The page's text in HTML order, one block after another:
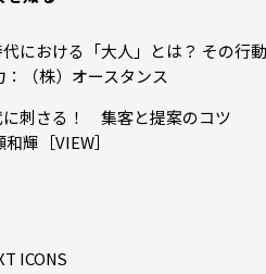
における「大人」とは？ その行
：（株）オースタンス
に刺さる！ 集客と提案のコツ
輝［VIEW］
ICONS